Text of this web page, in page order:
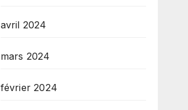
avril 2024
mars 2024
février 2024